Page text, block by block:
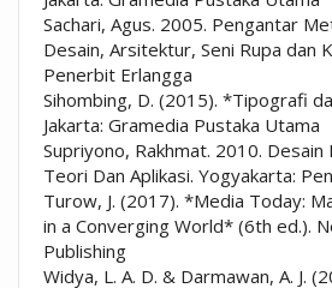
Sachari, Agus. 2005. Pengantar
Desain, Arsitektur, Seni Rupa dan
Penerbit Erlangga
Sihombing, D. (2015). *Tipografi
Jakarta: Gramedia Pustaka Utama
Supriyono, Rakhmat. 2010. Desain
Teori Dan Aplikasi. Yogyakarta:
Turow, J. (2017). *Media Today:
in a Converging World* (6th ed.).
Publishing
Widya, L. A. D. & Darmawan, A. J.